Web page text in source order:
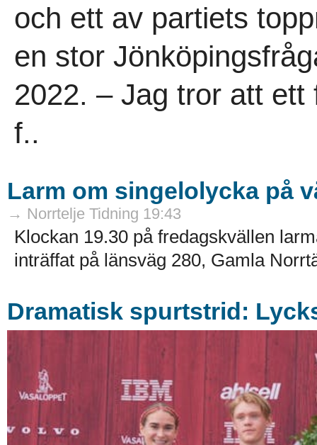
och ett av partiets
en stor
2022. – Jag tror att
f..
Larm om singelolycka på
→ Norrtelje Tidning 19:43
Klockan 19.30 på fredagskvällen
inträffat på länsväg 280, Gamla
Dramatisk spurtstrid: